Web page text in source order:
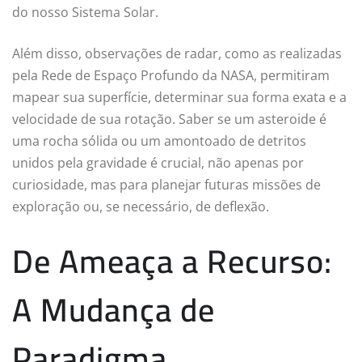
do nosso Sistema Solar.
Além disso, observações de radar, como as realizadas
pela Rede de Espaço Profundo da NASA, permitiram
mapear sua superfície, determinar sua forma exata e a
velocidade de sua rotação. Saber se um asteroide é
uma rocha sólida ou um amontoado de detritos
unidos pela gravidade é crucial, não apenas por
curiosidade, mas para planejar futuras missões de
exploração ou, se necessário, de deflexão.
De Ameaça a Recurso:
A Mudança de